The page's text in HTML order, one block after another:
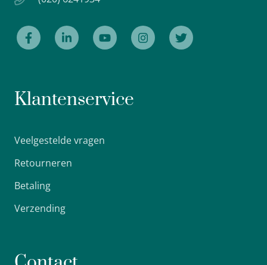
Klantenservice
Veelgestelde vragen
Retourneren
Betaling
Verzending